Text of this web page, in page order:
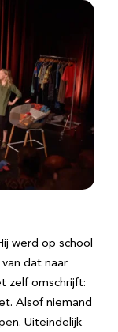
werd op school
dat naar
zelf omschrijft:
Alsof niemand
Uiteindelijk